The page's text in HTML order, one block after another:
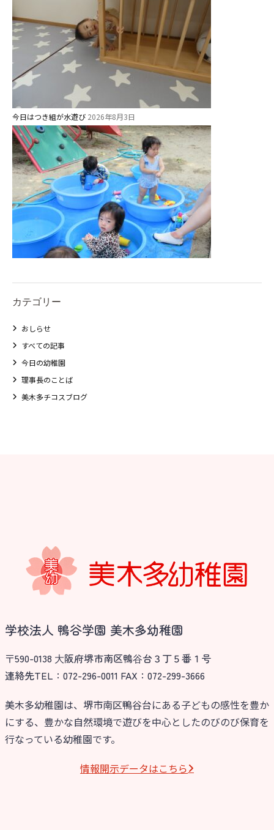
今日はつき組が水遊び 2026年8月3日
カテゴリー
おしらせ
すべての記事
今日の幼稚園
理事長のことば
美木多チコスブログ
学校法人 鴨谷学園 美木多幼稚園
〒590-0138 ⼤阪府堺市南区鴨⾕台３丁５番１号
連絡先TEL：072-296-0011 FAX：072-299-3666
美木多幼稚園は、堺市南区鴨谷台にある子どもの感性を豊か
にする、豊かな自然環境で遊びを中心としたのびのび保育を
行なっている幼稚園です。
情報開⽰データはこちら